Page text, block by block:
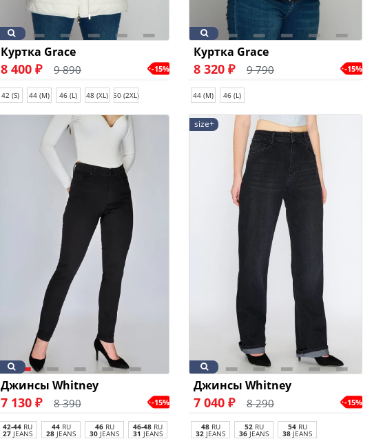
Куртка Grace
8 400 ₽ 9 890 -15%
42 (S) 44 (M) 46 (L) 48 (XL) 50 (2XL)
Куртка Grace
8 320 ₽ 9 790 -15%
44 (M) 46 (L)
Джинсы Whitney
7 130 ₽ 8 390 -15%
42-44 RU
27 JEANS
44RU
28 JEANS
46RU
30 JEANS
46-48 RU
31 JEANS
size+
Джинсы Whitney
7 040 ₽ 8 290 -15%
48RU
32 JEANS
52 RU
36 JEANS
54RU
38 JEANS